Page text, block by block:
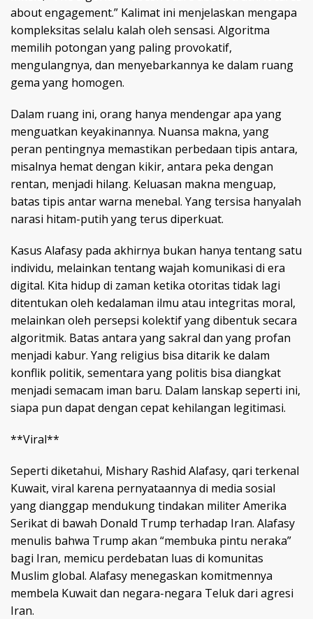
about engagement.” Kalimat ini menjelaskan mengapa
kompleksitas selalu kalah oleh sensasi. Algoritma
memilih potongan yang paling provokatif,
mengulangnya, dan menyebarkannya ke dalam ruang
gema yang homogen.
Dalam ruang ini, orang hanya mendengar apa yang
menguatkan keyakinannya. Nuansa makna, yang
peran pentingnya memastikan perbedaan tipis antara,
misalnya hemat dengan kikir, antara peka dengan
rentan, menjadi hilang. Keluasan makna menguap,
batas tipis antar warna menebal. Yang tersisa hanyalah
narasi hitam-putih yang terus diperkuat.
Kasus Alafasy pada akhirnya bukan hanya tentang satu
individu, melainkan tentang wajah komunikasi di era
digital. Kita hidup di zaman ketika otoritas tidak lagi
ditentukan oleh kedalaman ilmu atau integritas moral,
melainkan oleh persepsi kolektif yang dibentuk secara
algoritmik. Batas antara yang sakral dan yang profan
menjadi kabur. Yang religius bisa ditarik ke dalam
konflik politik, sementara yang politis bisa diangkat
menjadi semacam iman baru. Dalam lanskap seperti ini,
siapa pun dapat dengan cepat kehilangan legitimasi.
**Viral**
Seperti diketahui, Mishary Rashid Alafasy, qari terkenal
Kuwait, viral karena pernyataannya di media sosial
yang dianggap mendukung tindakan militer Amerika
Serikat di bawah Donald Trump terhadap Iran. Alafasy
menulis bahwa Trump akan “membuka pintu neraka”
bagi Iran, memicu perdebatan luas di komunitas
Muslim global. Alafasy menegaskan komitmennya
membela Kuwait dan negara-negara Teluk dari agresi
Iran.